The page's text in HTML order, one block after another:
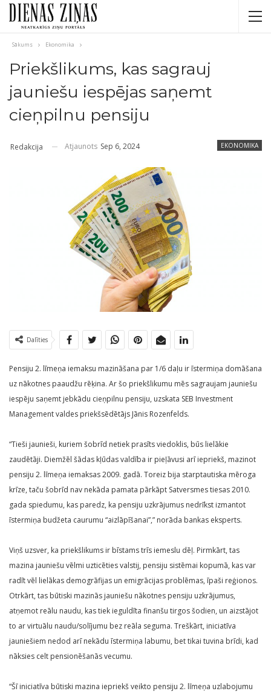
Sākums Ekonomika
Priekšlikums, kas sagrauj
jauniešu iespējas saņemt
cieņpilnu pensiju
EKONOMIKA
Redakcija Atjaunots Sep 6, 2024
Dalīties
Pensiju 2. līmeņa iemaksu mazināšana par 1/6 daļu ir īstermiņa domāšana
uz nākotnes paaudžu rēķina. Ar šo priekšlikumu mēs sagraujam jauniešu
iespēju saņemt jebkādu cieņpilnu pensiju, uzskata SEB Investment
Management valdes priekšsēdētājs Jānis Rozenfelds.
“Tieši jaunieši, kuriem šobrīd netiek prasīts viedoklis, būs lielākie
zaudētāji. Diemžēl šādas kļūdas valdība ir pieļāvusi arī iepriekš, mazinot
pensiju 2. līmeņa iemaksas 2009. gadā. Toreiz bija starptautiska mēroga
krīze, taču šobrīd nav nekāda pamata pārkāpt Satversmes tiesas 2010.
gada spiedumu, kas paredz, ka pensiju uzkrājumus nedrīkst izmantot
īstermiņa budžeta caurumu “aizlāpīšanai”,” norāda bankas eksperts.
Viņš uzsver, ka priekšlikums ir bīstams trīs iemeslu dēļ. Pirmkārt, tas
mazina jauniešu vēlmi uzticēties valstij, pensiju sistēmai kopumā, kas var
radīt vēl lielākas demogrāfijas un emigrācijas problēmas, īpaši reģionos.
Otrkārt, tas būtiski mazinās jauniešu nākotnes pensiju uzkrājumus,
atņemot reālu naudu, kas tiek ieguldīta finanšu tirgos šodien, un aizstājot
to ar virtuālu naudu/solījumu bez reāla seguma. Treškārt, iniciatīva
jauniešiem nedod arī nekādu īstermiņa labumu, bet tikai tuvina brīdi, kad
nāksies celt pensionēšanās vecumu.
“Šī iniciatīva būtiski mazina iepriekš veikto pensiju 2. līmeņa uzlabojumu